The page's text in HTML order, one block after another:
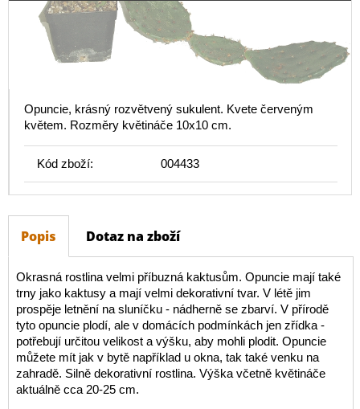
Opuncie, krásný rozvětvený sukulent. Kvete červeným
květem. Rozměry květináče 10x10 cm.
Kód zboží: 004433
Popis Dotaz na zboží
Okrasná rostlina velmi příbuzná kaktusům. Opuncie mají také
trny jako kaktusy a mají velmi dekorativní tvar. V létě jim
prospěje letnění na sluníčku - nádherně se zbarví. V přírodě
tyto opuncie plodí, ale v domácích podmínkách jen zřídka -
potřebují určitou velikost a výšku, aby mohli plodit. Opuncie
můžete mít jak v bytě například u okna, tak také venku na
zahradě. Silně dekorativní rostlina. Výška včetně květináče
aktuálně cca 20-25 cm.